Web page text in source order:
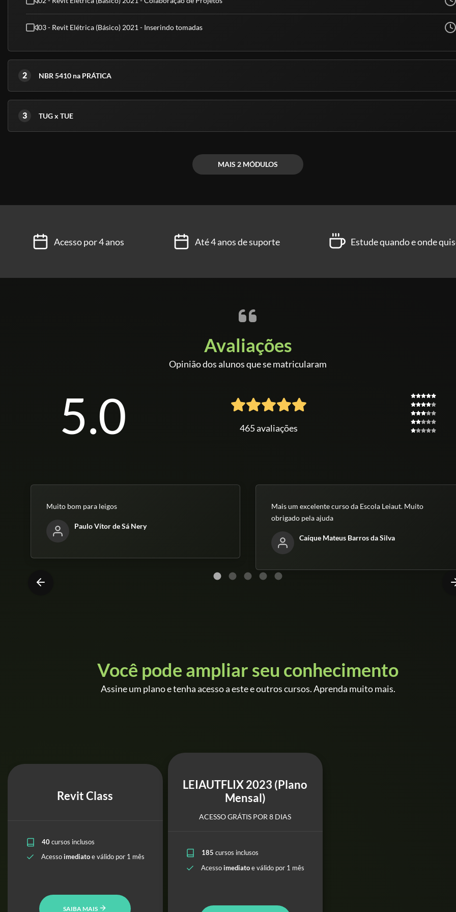
03 - Revit Elétrica (Básico) 2021 - Inserindo tomadas
2 NBR 5410 na PRÁTICA
3 TUG x TUE
MAIS 2 MÓDULOS
Acesso por 4 anos Até 4 anos de suporte Estude quando e onde
Avaliações
Opinião dos alunos que se matricularam
5.0 465 avaliações
Muito bom para leigos
Paulo Vítor de Sá Nery
Mais um excelente curso da Escola Leiaut. Muito
obrigado pela ajuda
Caíque Mateus Barros da Silva
Você pode ampliar seu conhecimento
Assine um plano e tenha acesso a este e outros cursos. Aprenda muito mais.
Revit Class
40cursos inclusos
Acessoimediatoe válido por 1 mês
SAIBA MAIS
LEIAUTFLIX 2023 (Plano
Mensal)
ACESSO GRÁTIS POR 8 DIAS
185 cursos inclusos
Acessoimediatoe válido por 1 mês